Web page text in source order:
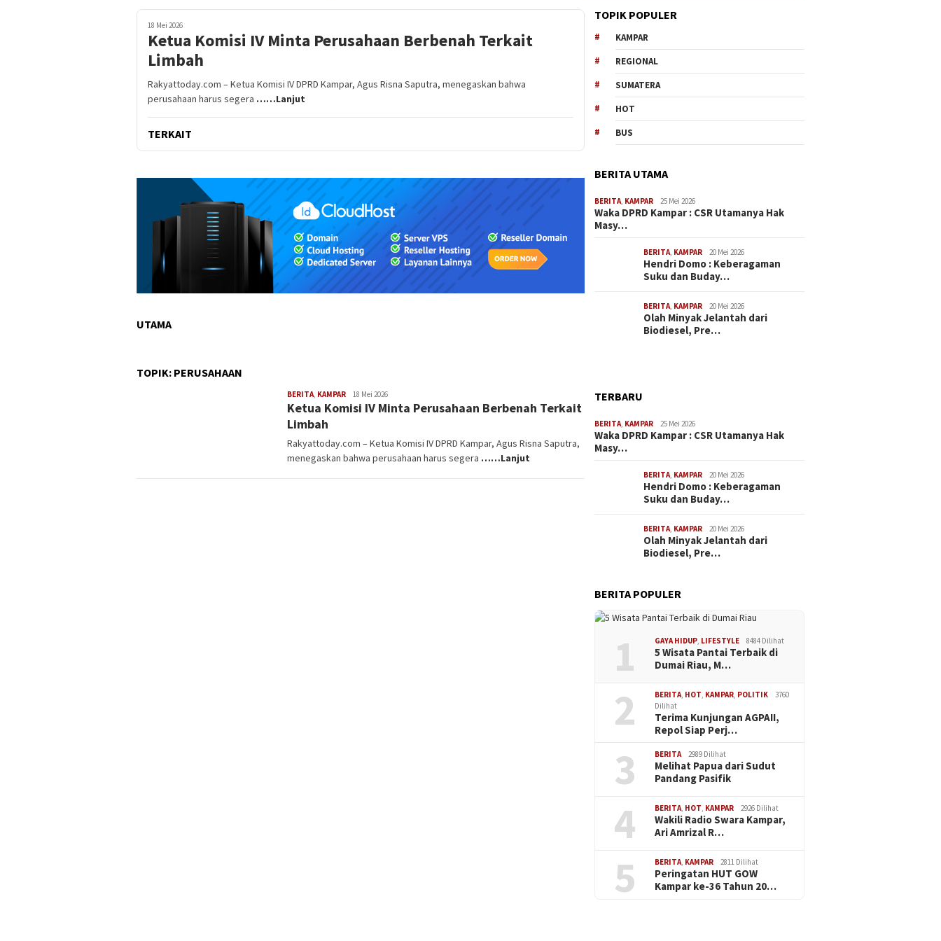
18 Mei 2026
Ketua Komisi IV Minta Perusahaan Berbenah Terkait
Limbah
Rakyattoday.com – Ketua Komisi IV DPRD Kampar, Agus Risna Saputra, menegaskan bahwa
perusahaan harus segera ……Lanjut
TERKAIT
UTAMA
TOPIK: PERUSAHAAN
BERITA, KAMPAR Redaksi
Rakyat
18 Mei 2026
Ketua Komisi IV Minta Perusahaan Berbenah Terkait
Limbah
Rakyattoday.com – Ketua Komisi IV DPRD Kampar, Agus Risna Saputra,
menegaskan bahwa perusahaan harus segera ……Lanjut
TOPIK POPULER
KAMPAR
REGIONAL
SUMATERA
HOT
BUS
BERITA UTAMA
BERITA, KAMPAR 25 Mei 2026
Waka DPRD Kampar : CSR Utamanya Hak
Masy…
BERITA, KAMPAR 20 Mei 2026
Hendri Domo : Keberagaman
Suku dan Buday…
BERITA, KAMPAR 20 Mei 2026
Olah Minyak Jelantah dari
Biodiesel, Pre…
TERBARU
BERITA, KAMPAR 25 Mei 2026
Waka DPRD Kampar : CSR Utamanya Hak
Masy…
BERITA, KAMPAR 20 Mei 2026
Hendri Domo : Keberagaman
Suku dan Buday…
BERITA, KAMPAR 20 Mei 2026
Olah Minyak Jelantah dari
Biodiesel, Pre…
BERITA POPULER
1 GAYA HIDUP, LIFESTYLE 8484 Dilihat
5 Wisata Pantai Terbaik di
Dumai Riau, M…
2 BERITA, HOT, KAMPAR, POLITIK
3760
Dilihat
Terima Kunjungan AGPAII,
Repol Siap Perj…
3 BERITA 2989 Dilihat
Melihat Papua dari Sudut
Pandang Pasifik
4 BERITA, HOT, KAMPAR 2926 Dilihat
Wakili Radio Swara Kampar,
Ari Amrizal R…
5 BERITA, KAMPAR 2811 Dilihat
Peringatan HUT GOW
Kampar ke-36 Tahun 20…